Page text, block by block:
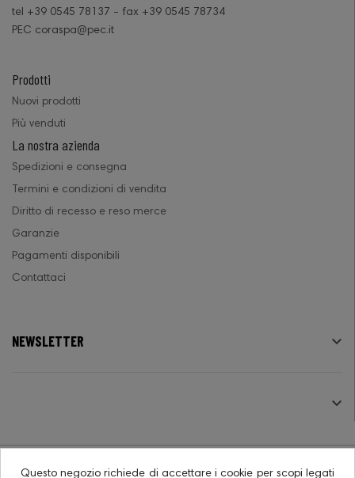
tel +39 0545 78137 - fax +39 0545 78734
PEC coraspa@pec.it
Prodotti
Nuovi prodotti
Più venduti
La nostra azienda
Spedizioni e consegna
Termini e condizioni di vendita
Diritto di recesso e reso merce
Garanzie
Pagamenti disponibili
Contattaci
NEWSLETTER 

Questo negozio richiede di accettare i cookie per scopi legati